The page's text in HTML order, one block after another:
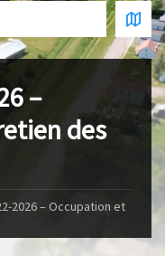
–
des
2026 – Occupation et